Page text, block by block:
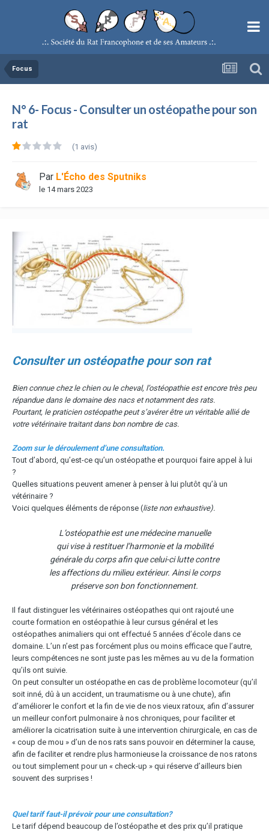
Focus
N° 6- Focus - Consulter un ostéopathe pour son
rat
(1 avis)
Par L'Écho des Sputniks
le 14 mars 2023
Consulter un ostéopathe pour son rat
Bien connue chez le chien ou le cheval, l’ostéopathie est encore très peu
répandue dans le domaine des nacs et notamment des rats.
Pourtant, le praticien ostéopathe peut s’avérer être un véritable allié de
votre vétérinaire traitant dans bon nombre de cas.
Zoom sur le déroulement d’une consultation.
Tout d’abord, qu’est-ce qu’un ostéopathe et pourquoi faire appel à lui
?
Quelles situations peuvent amener à penser à lui plutôt qu’à un
vétérinaire ?
Voici quelques éléments de réponse (liste non exhaustive).
L’ostéopathie est une médecine manuelle
qui vise à restituer l’harmonie et la mobilité
générale du corps afin que celui-ci lutte contre
les affections du milieu extérieur. Ainsi le corps
préserve son bon fonctionnement.
Il faut distinguer les vétérinaires ostéopathes qui ont rajouté une
courte formation en ostéopathie à leur cursus général et les
ostéopathes animaliers qui ont effectué 5 années d’école dans ce
domaine. L’un n’est pas forcément plus ou moins efficace que l’autre,
leurs compétences ne sont juste pas les mêmes au vu de la formation
qu’ils ont suivie.
On peut consulter un ostéopathe en cas de problème locomoteur (qu’il
soit inné, dû à un accident, un traumatisme ou à une chute), afin
d’améliorer le confort et la fin de vie de nos vieux ratoux, afin d’assurer
un meilleur confort pulmonaire à nos chroniques, pour faciliter et
améliorer la cicatrisation suite à une intervention chirurgicale, en cas de
« coup de mou » d’un de nos rats sans pouvoir en déterminer la cause,
afin de faciliter et rendre plus harmonieuse la croissance de nos ratons
ou tout simplement pour un « check-up » qui réserve d’ailleurs bien
souvent des surprises !
Quel tarif faut-il prévoir pour une consultation?
Le tarif dépend beaucoup de l’ostéopathe et des prix qu’il pratique